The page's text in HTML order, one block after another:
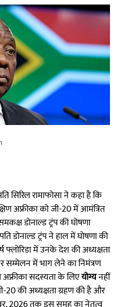
सिरिल रामाफोसा ने कहा है कि
अफ्रीका को जी-20 में आमंत्रित
डोनाल्ड ट्रंप की घोषणा
डोनाल्ड ट्रंप ने हाल में घोषणा की
फ्लोरिडा में उनके देश की अध्यक्षता
सम्मेलन में भाग लेने का निमंत्रण
अफ्रीका सदस्यता के लिएयोग्यनहीं
20 की अध्यक्षता ग्रहण की है और